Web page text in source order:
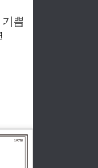
쁨